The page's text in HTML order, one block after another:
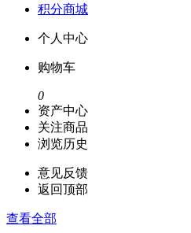
积分商城
个人中心
购物车
0
资产中心
关注商品
浏览历史
意见反馈
返回顶部
查看全部